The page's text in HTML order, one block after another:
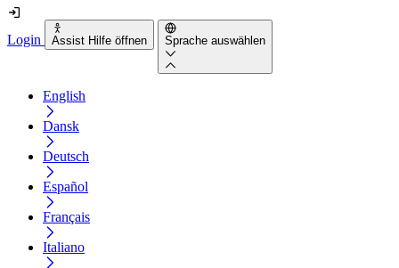
Login Assist Hilfe öffnen Sprache auswählen
English
Dansk
Deutsch
Español
Français
Italiano